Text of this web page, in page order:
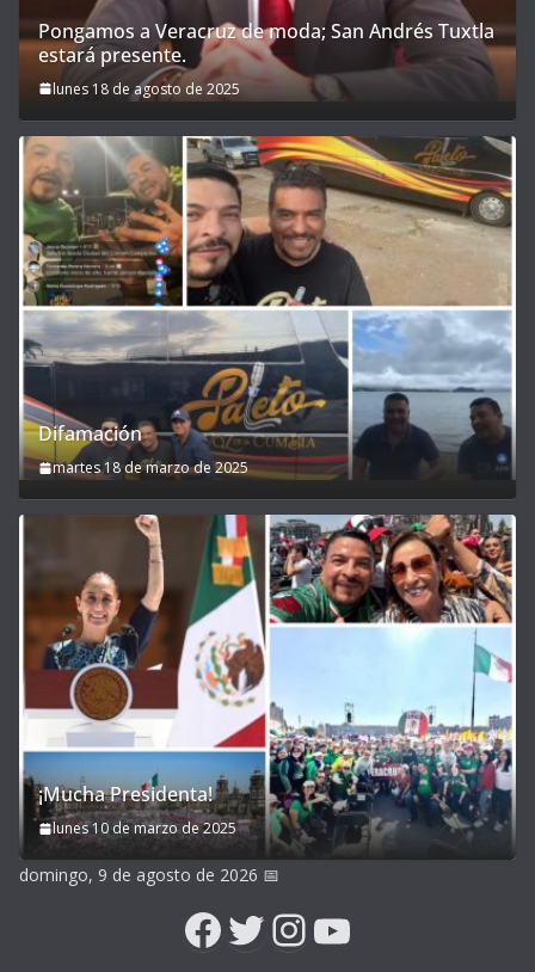
Pongamos a Veracruz de moda; San Andrés Tuxtla
estará presente.
lunes 18 de agosto de 2025
Difamación
martes 18 de marzo de 2025
¡Mucha Presidenta!
lunes 10 de marzo de 2025
domingo, 9 de agosto de 2026 📅
Facebook
Twitter
Instagram
YouTube